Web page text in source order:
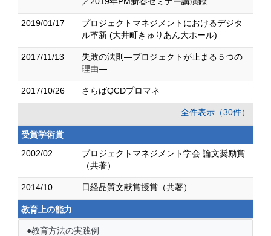
2019/01/17
プロジェクトマネジメントにおけるデジタ
ル革新 (大井町きゅりあん大ホール)
2017/11/13
失敗の法則―プロジェクトが止まる５つの
理由―
2017/10/26 さらばQCDプロマネ
全件表示（30件）
受賞学術賞
2002/02
プロジェクトマネジメント学会 論文奨励賞
（共著）
2014/10 日経品質文献賞授賞（共著）
教育上の能力
●教育方法の実践例